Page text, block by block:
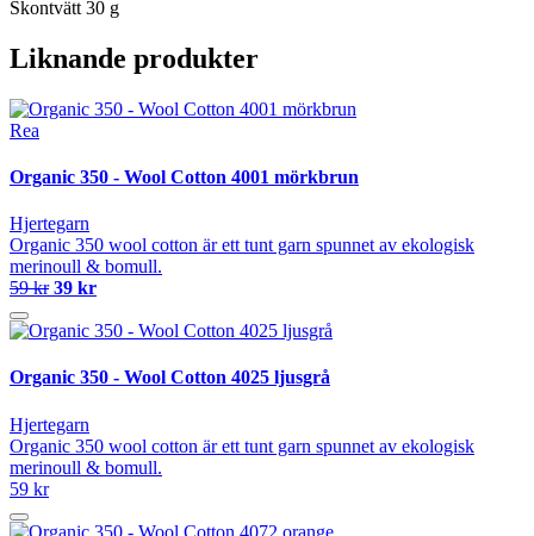
Skontvätt 30 g
Liknande produkter
Rea
Organic 350 - Wool Cotton 4001 mörkbrun
Hjertegarn
Organic 350 wool cotton är ett tunt garn spunnet av ekologisk
merinoull & bomull.
59 kr 39 kr
Organic 350 - Wool Cotton 4025 ljusgrå
Hjertegarn
Organic 350 wool cotton är ett tunt garn spunnet av ekologisk
merinoull & bomull.
59 kr